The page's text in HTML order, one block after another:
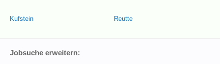
Kufstein Reutte
Jobsuche erweitern: